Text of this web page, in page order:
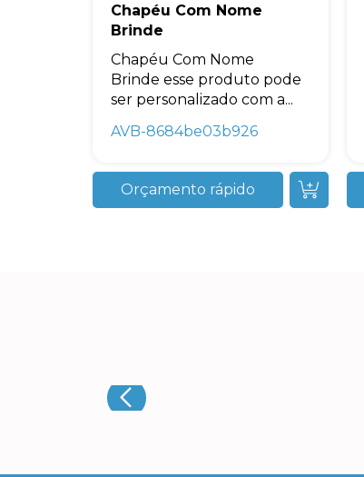
Chapéu Com Nome
Brinde
Chapéu Com Nome
Brinde esse produto pode
ser personalizado com a...
AVB-8684be03b926
Orçamento rápido